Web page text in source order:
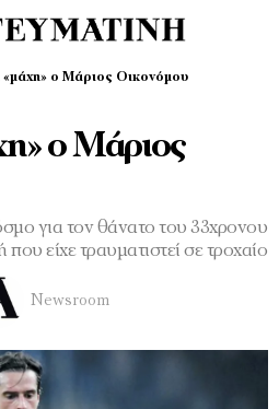
«μάχη» ο Μάριος Οικονόμου
ο Μάριος
για τον θάνατο του 33χρονου
είχε τραυματιστεί σε τροχαίο
Newsroom